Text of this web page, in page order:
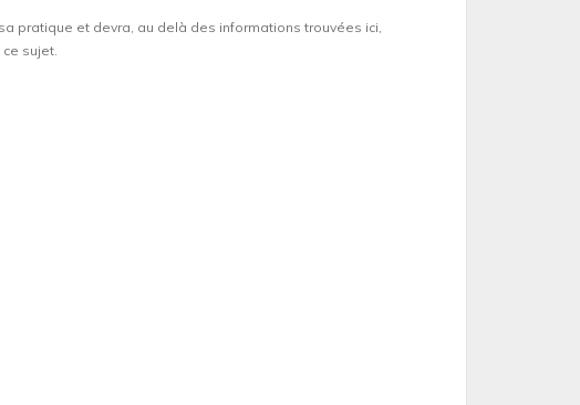
pratique et devra, au delà des informations trouvées ici,
sujet.